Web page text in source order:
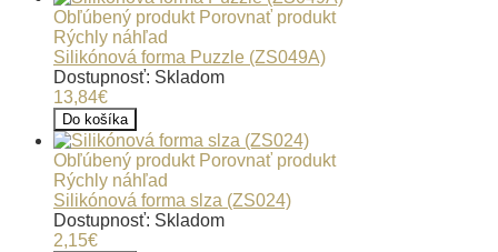
Obľúbený produkt Porovnať produkt
Rýchly náhľad
Silikónová forma Puzzle (ZS049A)
Dostupnosť: Skladom
13,84€
Do košíka
Obľúbený produkt Porovnať produkt
Rýchly náhľad
Silikónová forma slza (ZS024)
Dostupnosť: Skladom
2,15€